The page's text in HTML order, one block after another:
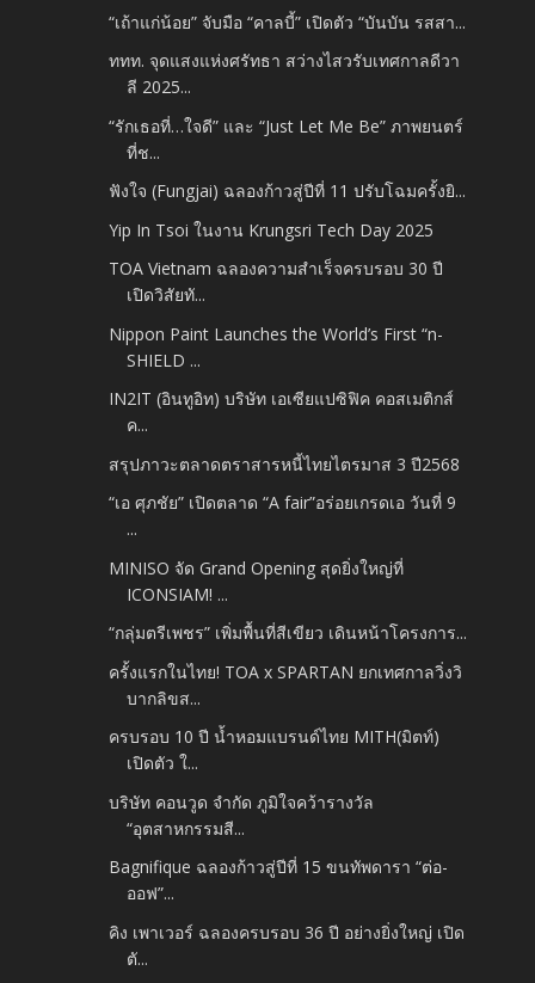
“เถ้าแก่น้อย” จับมือ “คาลบี้” เปิดตัว “บันบัน รสสา...
ททท. จุดแสงแห่งศรัทธา สว่างไสวรับเทศกาลดีวา
ลี 2025...
“รักเธอที่…ใจดี” และ “Just Let Me Be” ภาพยนตร์
ที่ช...
ฟังใจ (Fungjai) ฉลองก้าวสู่ปีที่ 11 ปรับโฉมครั้งยิ...
Yip In Tsoi ในงาน Krungsri Tech Day 2025
TOA Vietnam ฉลองความสำเร็จครบรอบ 30 ปี
เปิดวิสัยทั...
Nippon Paint Launches the World’s First “n-
SHIELD ...
IN2IT (อินทูอิท) บริษัท เอเซียแปซิฟิค คอสเมติกส์
ค...
สรุปภาวะตลาดตราสารหนี้ไทยไตรมาส 3 ปี2568
“เอ ศุภชัย” เปิดตลาด “A fair”อร่อยเกรดเอ วันที่ 9
...
MINISO จัด Grand Opening สุดยิ่งใหญ่ที่
ICONSIAM! ...
“กลุ่มตรีเพชร” เพิ่มพื้นที่สีเขียว เดินหน้าโครงการ...
ครั้งแรกในไทย! TOA x SPARTAN ยกเทศกาลวิ่งวิ
บากลิขส...
ครบรอบ 10 ปี น้ำหอมแบรนด์ไทย MITH(มิตท์)
เปิดตัว ใ...
บริษัท คอนวูด จำกัด ภูมิใจคว้ารางวัล
“อุตสาหกรรมสี...
Bagnifique ฉลองก้าวสู่ปีที่ 15 ขนทัพดารา “ต่อ-
ออฟ”...
คิง เพาเวอร์ ฉลองครบรอบ 36 ปี อย่างยิ่งใหญ่ เปิด
ตั...